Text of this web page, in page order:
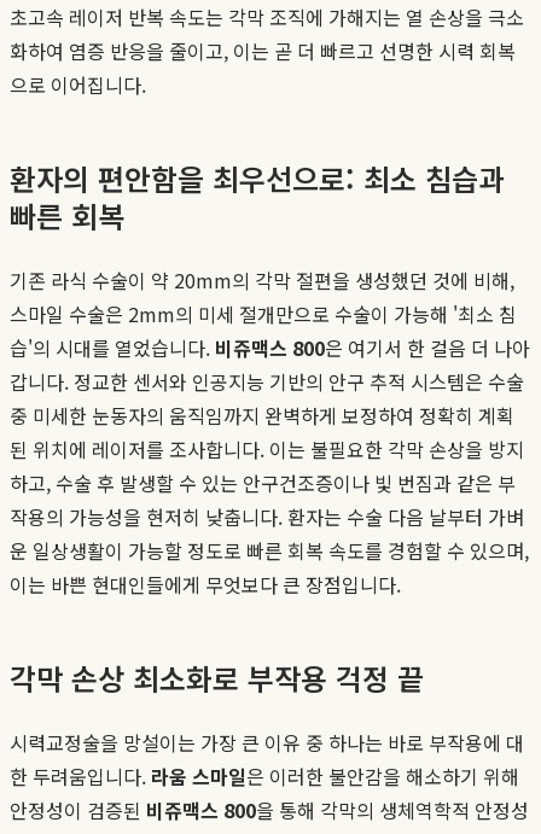
초고속 레이저 반복 속도는 각막 조직에 가해지는 열 손상을 극소
화하여 염증 반응을 줄이고, 이는 곧 더 빠르고 선명한 시력 회복
으로 이어집니다.
환자의 편안함을 최우선으로: 최소 침습과
빠른 회복
기존 라식 수술이 약 20mm의 각막 절편을 생성했던 것에 비해,
스마일 수술은 2mm의 미세 절개만으로 수술이 가능해 '최소 침
습'의 시대를 열었습니다. 비쥬맥스 800은 여기서 한 걸음 더 나아
갑니다. 정교한 센서와 인공지능 기반의 안구 추적 시스템은 수술
중 미세한 눈동자의 움직임까지 완벽하게 보정하여 정확히 계획
된 위치에 레이저를 조사합니다. 이는 불필요한 각막 손상을 방지
하고, 수술 후 발생할 수 있는 안구건조증이나 빛 번짐과 같은 부
작용의 가능성을 현저히 낮춥니다. 환자는 수술 다음 날부터 가벼
운 일상생활이 가능할 정도로 빠른 회복 속도를 경험할 수 있으며,
이는 바쁜 현대인들에게 무엇보다 큰 장점입니다.
각막 손상 최소화로 부작용 걱정 끝
시력교정술을 망설이는 가장 큰 이유 중 하나는 바로 부작용에 대
한 두려움입니다. 라움 스마일은 이러한 불안감을 해소하기 위해
안정성이 검증된 비쥬맥스 800을 통해 각막의 생체역학적 안정성